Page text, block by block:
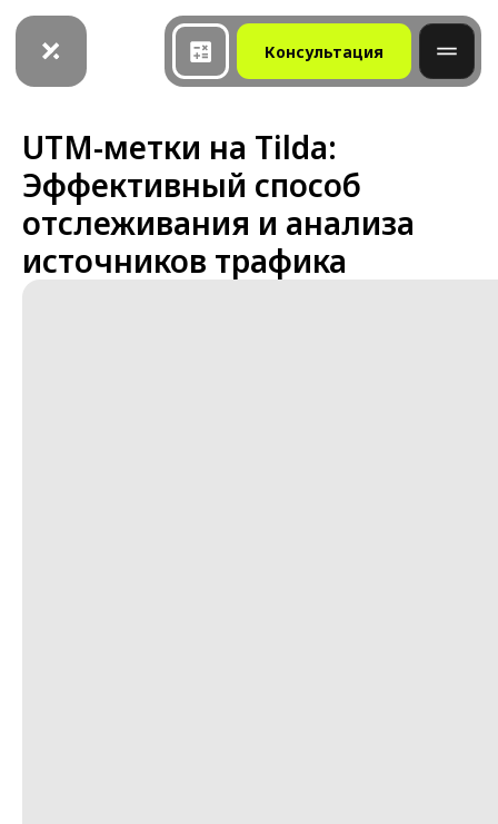
Консультация
UTM-метки на Tilda:
Эффективный способ
отслеживания и анализа
источников трафика